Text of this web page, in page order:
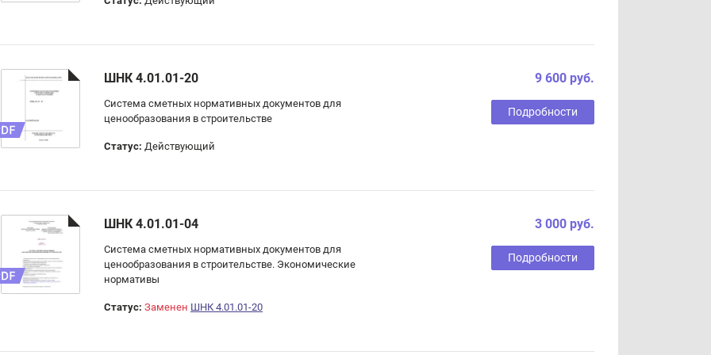
ШНК 4.01.01-20
Система сметных нормативных документов для
ценообразования в строительстве
Статус: Действующий
9 600 руб.
Подробности
ШНК 4.01.01-04
Система сметных нормативных документов для
ценообразования в строительстве. Экономические
нормативы
Статус: Заменен ШНК 4.01.01-20
3 000 руб.
Подробности